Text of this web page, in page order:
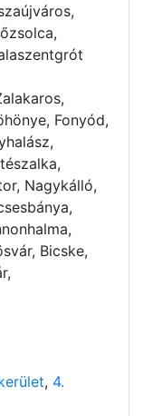
Fonyód,
Nagykálló,
Bicske,
, 4.